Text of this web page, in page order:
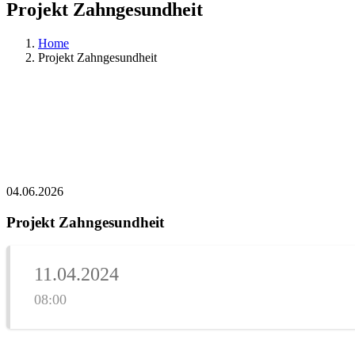
Projekt Zahngesundheit
Home
Projekt Zahngesundheit
04.06.2026
Projekt Zahngesundheit
11.04.2024
08:00